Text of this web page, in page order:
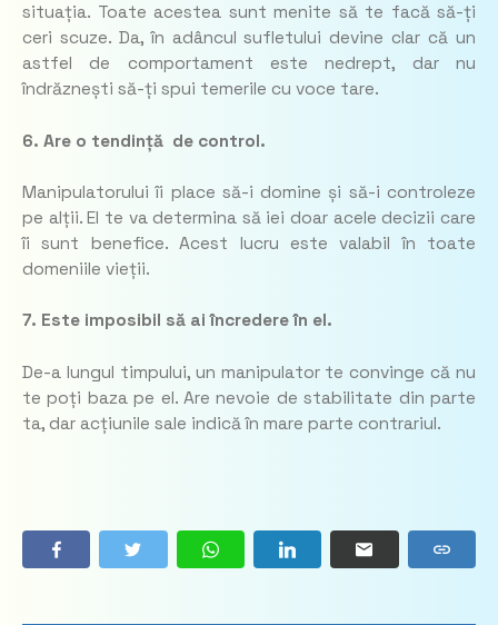
situația. Toate acestea sunt menite să te facă să-ți
ceri scuze. Da, în adâncul sufletului devine clar că un
astfel de comportament este nedrept, dar nu
îndrăznești să-ți spui temerile cu voce tare.
6. Are o tendință de control.
Manipulatorului îi place să-i domine și să-i controleze
pe alții. El te va determina să iei doar acele decizii care
îi sunt benefice. Acest lucru este valabil în toate
domeniile vieții.
7. Este imposibil să ai încredere în el.
De-a lungul timpului, un manipulator te convinge că nu
te poți baza pe el. Are nevoie de stabilitate din parte
ta, dar acțiunile sale indică în mare parte contrariul.